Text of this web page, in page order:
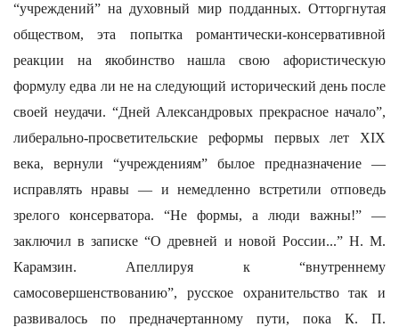
“учреждений” на духовный мир подданных. Отторгнутая
обществом, эта попытка романтически-консервативной
реакции на якобинство нашла свою афористическую
формулу едва ли не на следующий исторический день после
своей неудачи. “Дней Александровых прекрасное начало”,
либерально-просветительские реформы первых лет XIX
века, вернули “учреждениям” былое предназначение —
исправлять нравы — и немедленно встретили отповедь
зрелого консерватора. “Не формы, а люди важны!” —
заключил в записке “О древней и новой России...” Н. М.
Карамзин. Апеллируя к “внутреннему
самосовершенствованию”, русское охранительство так и
развивалось по предначертанному пути, пока К. П.